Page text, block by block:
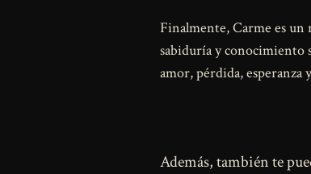
Finalmente, Carme es un
sabiduría y conocimiento
amor, pérdida, esperanza
Además, también te